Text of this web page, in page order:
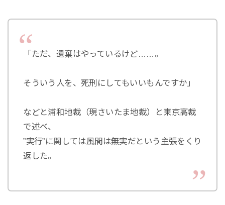
「ただ、遺棄はやっているけど……。
そういう人を、死刑にしてもいいもんですか」
などと浦和地裁（現さいたま地裁）と東京高裁
で述べ、
”実行”に関しては風間は無実だという主張をくり
返した。